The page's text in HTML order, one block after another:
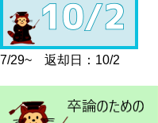
7/29~ 返却日：10/2